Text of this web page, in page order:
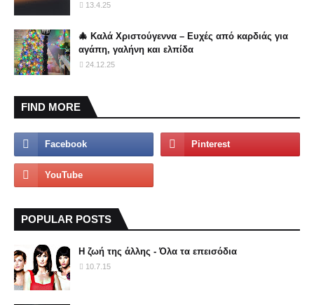
13.4.25
🎄 Καλά Χριστούγεννα – Ευχές από καρδιάς για
αγάπη, γαλήνη και ελπίδα
24.12.25
FIND MORE
POPULAR POSTS
Η ζωή της άλλης - Όλα τα επεισόδια
10.7.15